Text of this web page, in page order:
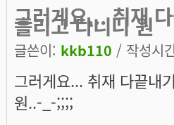
그러게요... 취재
흘리고 다니니 원
글쓴이: kkb110 / 작성시
그러게요... 취재 다끝내
원..-_-;;;;